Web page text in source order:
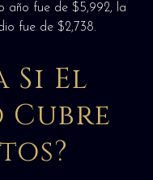
año fue de $5,992, la
fue de $2,738.
Si El
Cubre